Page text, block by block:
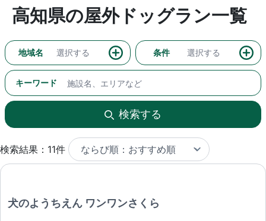
高知県の屋外ドッグラン一覧
地域名 選択する 条件 選択する
キーワード
検索する
検索結果：11件
犬のようちえん ワンワンさくら